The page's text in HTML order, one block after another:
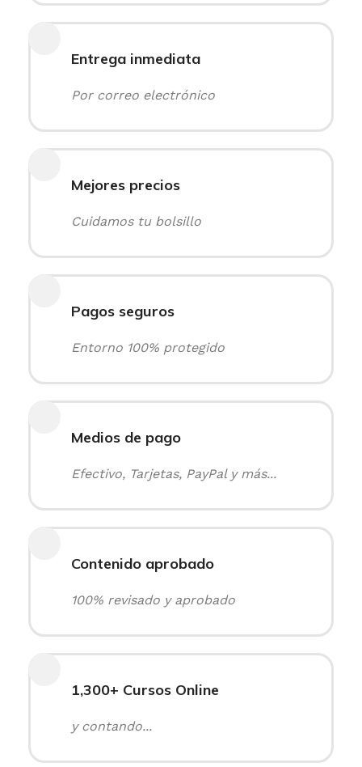
Entrega inmediata
Por correo electrónico
Mejores precios
Cuidamos tu bolsillo
Pagos seguros
Entorno 100% protegido
Medios de pago
Efectivo, Tarjetas, PayPal y más...
Contenido aprobado
100% revisado y aprobado
1,300+ Cursos Online
y contando...